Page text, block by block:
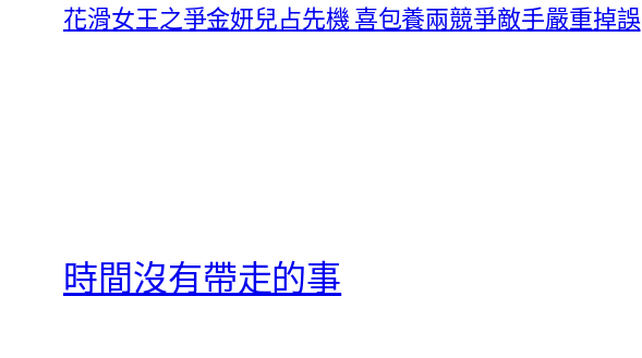
花滑女王之爭金妍兒占先機 喜包養兩競爭敵手嚴重掉誤
時間沒有帶走的事